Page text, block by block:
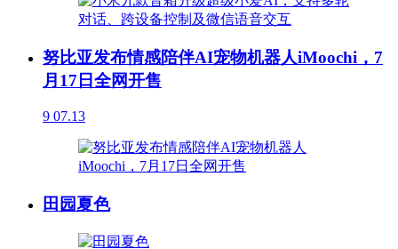
努比亚发布情感陪伴AI宠物机器人iMoochi，7
月17日全网开售
9 07.13
田园夏色